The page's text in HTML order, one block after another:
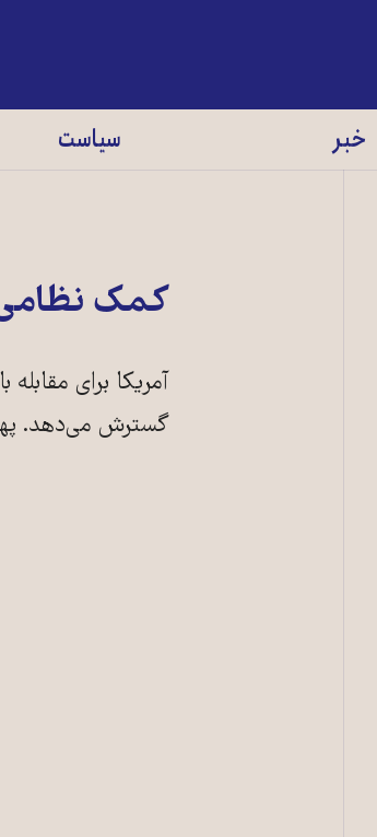
خبر سیاست
کمک نظامی
آمریکا برای
گسترش می‌دهد.